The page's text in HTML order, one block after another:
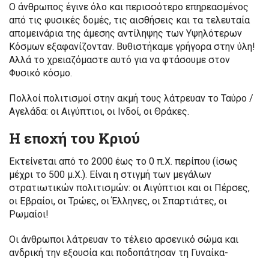
Ο άνθρωπος έγινε όλο και περισσότερο επηρεασμένος
από τις φυσικές δομές, τις αισθήσεις και τα τελευταία
απομεινάρια της άμεσης αντίληψης των Υψηλότερων
Κόσμων εξαφανίζονταν. Βυθιστήκαμε γρήγορα στην ύλη!
Αλλά το χρειαζόμαστε αυτό για να φτάσουμε στον
Φυσικό κόσμο.
Πολλοί πολιτισμοί στην ακμή τους λάτρευαν το Ταύρο /
Αγελάδα: οι Αιγύπτιοι, οι Ινδοί, οι Θράκες.
Η εποχή του Κριού
Εκτείνεται από το 2000 έως το 0 π.Χ. περίπου (ίσως
μέχρι το 500 μ.Χ.). Είναι η στιγμή των μεγάλων
στρατιωτικών πολιτισμών: οι Αιγύπτιοι και οι Πέρσες,
οι Εβραίοι, οι Τρώες, οι Έλληνες, οι Σπαρτιάτες, οι
Ρωμαίοι!
Οι άνθρωποι λάτρευαν το τέλειο αρσενικό σώμα και
ανδρική την εξουσία και ποδοπάτησαν τη Γυναίκα-